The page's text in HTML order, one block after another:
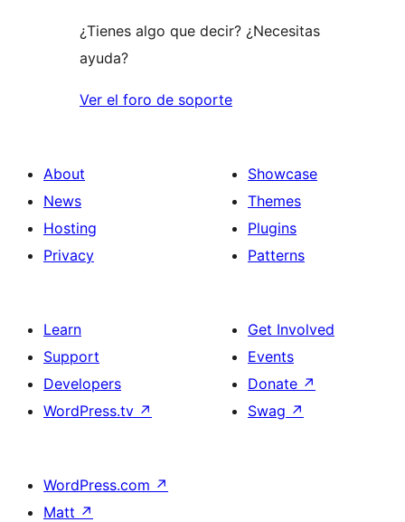
¿Tienes algo que decir? ¿Necesitas
ayuda?
Ver el foro de soporte
About
News
Hosting
Privacy
Showcase
Themes
Plugins
Patterns
Learn
Support
Developers
WordPress.tv ↗
Get Involved
Events
Donate ↗
Swag ↗
WordPress.com ↗
Matt ↗